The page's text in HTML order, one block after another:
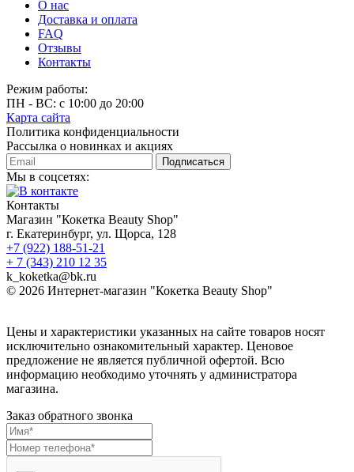
О нас
Доставка и оплата
FAQ
Отзывы
Контакты
Режим работы:
ПН - ВС: с 10:00 до 20:00
Карта сайта
Политика конфиденциальности
Рассылка о новинках и акциях
Подписаться
Мы в соцсетях:
Контакты
Магазин "Кокетка Beauty Shop"
г. Екатеринбург, ул. Щорса, 128
+7 (922) 188-51-21
+ 7 (343) 210 12 35
k_koketka@bk.ru
© 2026 Интернет-магазин "Кокетка Beauty Shop"
Цены и характеристики указанных на сайте товаров носят
исключительно ознакомительный характер. Ценовое
предложение не является публичной офертой. Всю
информацию необходимо уточнять у администратора
магазина.
Заказ обратного звонка